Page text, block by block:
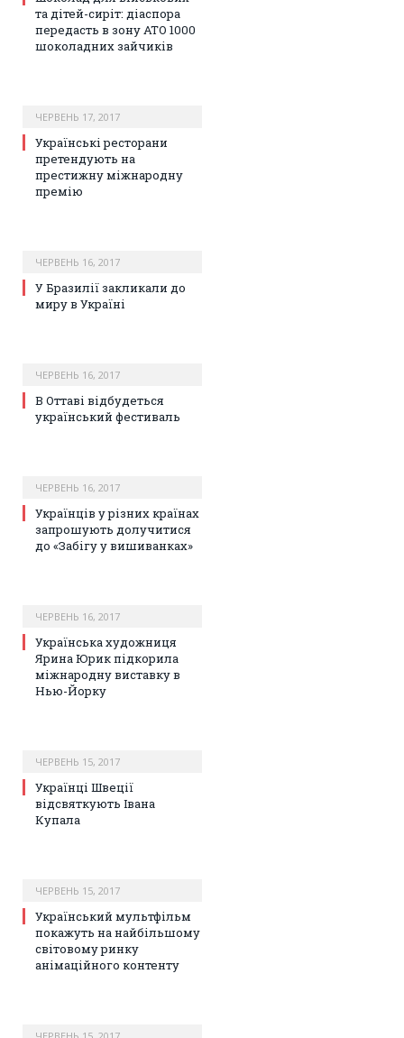
та дітей-сиріт: діаспора
передасть в зону АТО 1000
шоколадних зайчиків
ЧЕРВЕНЬ 17, 2017
Українські ресторани
претендують на
престижну міжнародну
премію
ЧЕРВЕНЬ 16, 2017
У Бразилії закликали до
миру в Україні
ЧЕРВЕНЬ 16, 2017
В Оттаві відбудеться
український фестиваль
ЧЕРВЕНЬ 16, 2017
Українців у різних країнах
запрошують долучитися
до «Забігу у вишиванках»
ЧЕРВЕНЬ 16, 2017
Українська художниця
Ярина Юрик підкорила
міжнародну виставку в
Нью-Йорку
ЧЕРВЕНЬ 15, 2017
Українці Швеції
відсвяткують Івана
Купала
ЧЕРВЕНЬ 15, 2017
Український мультфільм
покажуть на найбільшому
світовому ринку
анімаційного контенту